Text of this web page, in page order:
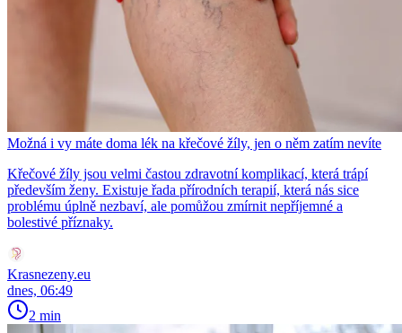
Možná i vy máte doma lék na křečové žíly, jen o něm zatím nevíte
Křečové žíly jsou velmi častou zdravotní komplikací, která trápí
především ženy. Existuje řada přírodních terapií, která nás sice
problému úplně nezbaví, ale pomůžou zmírnit nepříjemné a
bolestivé příznaky.
Krasnezeny.eu
dnes, 06:49
2 min